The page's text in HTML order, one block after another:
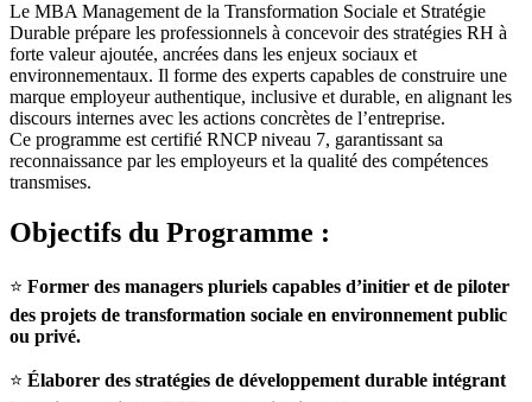
Le MBA Management de la Transformation Sociale et Stratégie
Durable prépare les professionnels à concevoir des stratégies RH à
forte valeur ajoutée, ancrées dans les enjeux sociaux et
environnementaux. Il forme des experts capables de construire une
marque employeur authentique, inclusive et durable, en alignant les
discours internes avec les actions concrètes de l’entreprise.
Ce programme est certifié RNCP niveau 7, garantissant sa
reconnaissance par les employeurs et la qualité des compétences
transmises.
Objectifs du Programme :
⭐ Former des managers pluriels capables d’initier et de piloter
des projets de transformation sociale en environnement public
ou privé.
⭐ Élaborer des stratégies de développement durable intégrant